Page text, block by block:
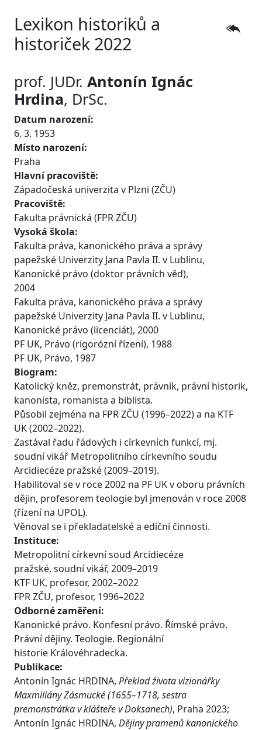
Lexikon historiků a
historiček 2022
prof. JUDr. Antonín Ignác
Hrdina, DrSc.
Datum narození:
6. 3. 1953
Místo narození:
Praha
Hlavní pracoviště:
Západočeská univerzita v Plzni (ZČU)
Pracoviště:
Fakulta právnická (FPR ZČU)
Vysoká škola:
Fakulta práva, kanonického práva a správy
papežské Univerzity Jana Pavla II. v Lublinu,
Kanonické právo (doktor právních věd),
2004
Fakulta práva, kanonického práva a správy
papežské Univerzity Jana Pavla II. v Lublinu,
Kanonické právo (licenciát), 2000
PF UK, Právo (rigorózní řízení), 1988
PF UK, Právo, 1987
Biogram:
Katolický kněz, premonstrát, právník, právní historik,
kanonista, romanista a biblista.
Působil zejména na FPR ZČU (1996–2022) a na KTF
UK (2002–2022).
Zastával řadu řádových i církevních funkcí, mj.
soudní vikář Metropolitního církevního soudu
Arcidiecéze pražské (2009–2019).
Habilitoval se v roce 2002 na PF UK v oboru právních
dějin, profesorem teologie byl jmenován v roce 2008
(řízení na UPOL).
Věnoval se i překladatelské a ediční činnosti.
Instituce:
Metropolitní církevní soud Arcidiecéze
pražské, soudní vikář, 2009–2019
KTF UK, profesor, 2002–2022
FPR ZČU, profesor, 1996–2022
Odborné zaměření:
Kanonické právo. Konfesní právo. Římské právo.
Právní dějiny. Teologie. Regionální
historie Královéhradecka.
Publikace:
Antonín Ignác HRDINA, Překlad života vizionářky
Maxmiliány Zásmucké (1655–1718, sestra
premonstrátka v klášteře v Doksanech), Praha 2023;
Antonín Ignác HRDINA, Dějiny pramenů kanonického